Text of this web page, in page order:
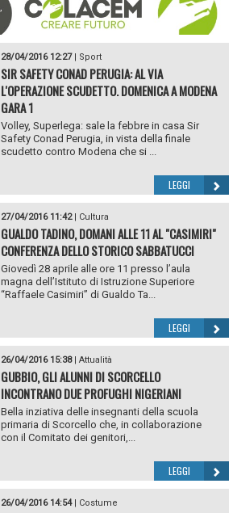
28/04/2016 12:27| Sport
SIR SAFETY CONAD PERUGIA: AL VIA
L'OPERAZIONE SCUDETTO. DOMENICA A MODENA
GARA 1
Volley, Superlega: sale la febbre in casa Sir
Safety Conad Perugia, in vista della finale
scudetto contro Modena che si ...
LEGGI
27/04/2016 11:42| Cultura
GUALDO TADINO, DOMANI ALLE 11 AL "CASIMIRI"
CONFERENZA DELLO STORICO SABBATUCCI
Giovedì 28 aprile alle ore 11 presso l’aula
magna dell’Istituto di Istruzione Superiore
“Raffaele Casimiri” di Gualdo Ta...
LEGGI
26/04/2016 15:38| Attualità
GUBBIO, GLI ALUNNI DI SCORCELLO
INCONTRANO DUE PROFUGHI NIGERIANI
Bella inziativa delle insegnanti della scuola
primaria di Scorcello che, in collaborazione
con il Comitato dei genitori,...
LEGGI
26/04/2016 14:54| Costume